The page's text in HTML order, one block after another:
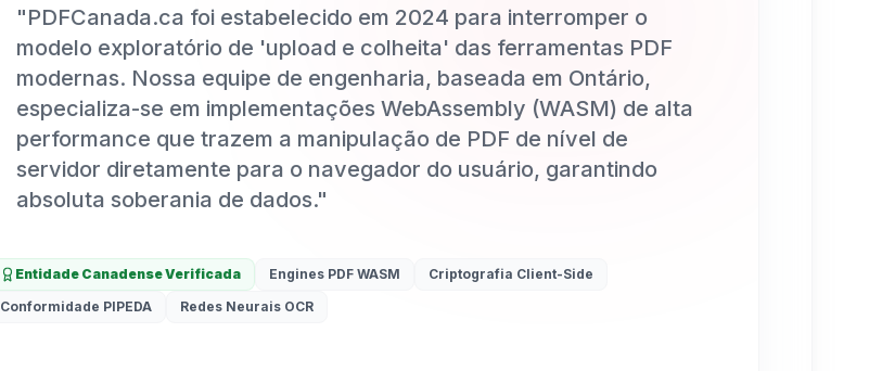
"PDFCanada.ca foi estabelecido em 2024 para interromper o
modelo exploratório de 'upload e colheita' das ferramentas PDF
modernas. Nossa equipe de engenharia, baseada em Ontário,
especializa-se em implementações WebAssembly (WASM) de alta
performance que trazem a manipulação de PDF de nível de
servidor diretamente para o navegador do usuário, garantindo
absoluta soberania de dados."
Entidade Canadense Verificada Engines PDF WASM
Criptografia Client-Side
Conformidade PIPEDA
Redes Neurais OCR